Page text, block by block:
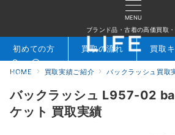
MENU
ブランド品・古着の高価買取
検索 お問合せ
初めての方 買取の流れ 買取
HOME 買取実績ご紹介 バックラッシュ買取実
バックラッシュ L957-02
ケット 買取実績